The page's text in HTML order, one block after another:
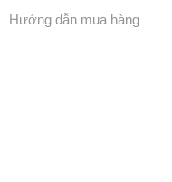
Hướng dẫn mua hàng